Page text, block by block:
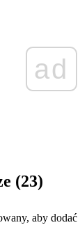
ad
(23)
aby dodać